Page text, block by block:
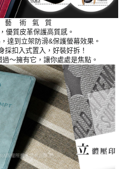
藝 術 氣 質
優質皮革保護高質感。
達到立架防滑&保護螢幕效果。
採扣入式置入，好裝好拆！
～擁有它，讓你處處是焦點。